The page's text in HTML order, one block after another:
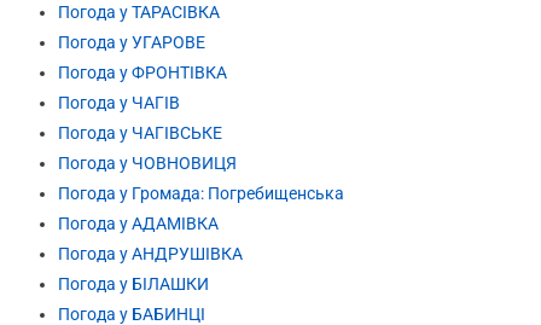
Погода у ТАРАСІВКА
Погода у УГАРОВЕ
Погода у ФРОНТІВКА
Погода у ЧАГІВ
Погода у ЧАГІВСЬКЕ
Погода у ЧОВНОВИЦЯ
Погода у Громада: Погребищенська
Погода у АДАМІВКА
Погода у АНДРУШІВКА
Погода у БІЛАШКИ
Погода у БАБИНЦІ